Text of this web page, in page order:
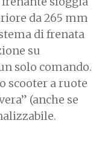
da 265 mm
di frenata
su
solo comando.
scooter a ruote
(anche se